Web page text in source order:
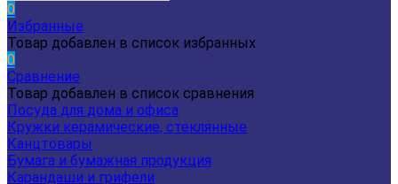
0
Избранные
Товар добавлен в список избранных
0
Сравнение
Товар добавлен в список сравнения
Посуда для дома и офиса
Кружки керамические, стеклянные
Канцтовары
Бумага и бумажная продукция
Карандаши и грифели